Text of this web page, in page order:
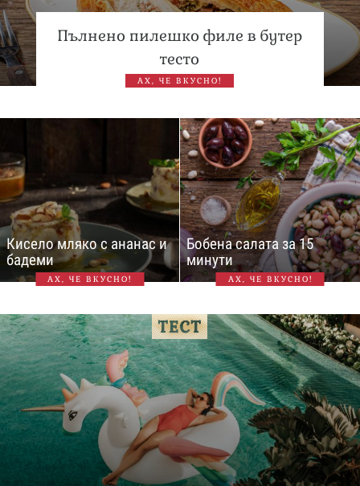
Пълнено пилешко филе в бутер
тесто
АХ, ЧЕ ВКУСНО!
Кисело мляко с ананас и
бадеми
АХ, ЧЕ ВКУСНО!
Бобена салата за 15
минути
АХ, ЧЕ ВКУСНО!